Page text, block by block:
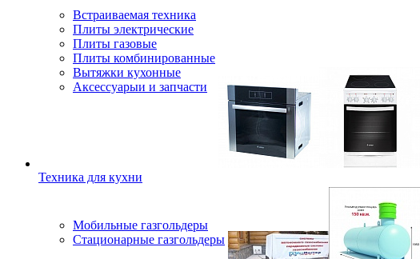
Встраиваемая техника
Плиты электрические
Плиты газовые
Плиты комбинированные
Вытяжки кухонные
Аксессуарыи и запчасти
Техника для кухни
Мобильные газгольдеры
Стационарные газгольдеры